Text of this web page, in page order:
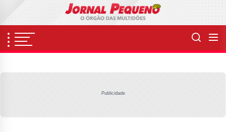
content
Publicidade